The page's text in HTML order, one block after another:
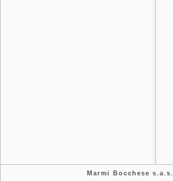
Marmi Bocchese s.a.s.